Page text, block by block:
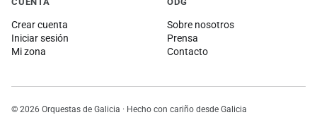
Crear cuenta
Iniciar sesión
Mi zona
Sobre nosotros
Prensa
Contacto
© 2026 Orquestas de Galicia · Hecho con cariño desde Galicia